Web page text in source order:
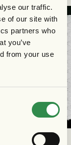
our traffic.
of our site with
partners who
you’ve
from your use